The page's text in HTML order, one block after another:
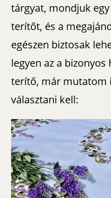
tárgyat, mondjuk
terítőt, és a
egészen biztosak
legyen az a
terítő, már mutatom
választani kell: